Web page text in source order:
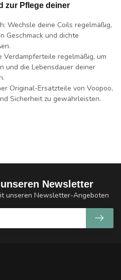
zur Pflege deiner
Wechsle deine Coils regelmäßig,
Geschmack und dichte
Verdampferteile regelmäßig, um
und die Lebensdauer deiner
Original-Ersatzteile von Voopoo,
Sicherheit zu gewährleisten.
Newsletter
unseren Newsletter-Angeboten